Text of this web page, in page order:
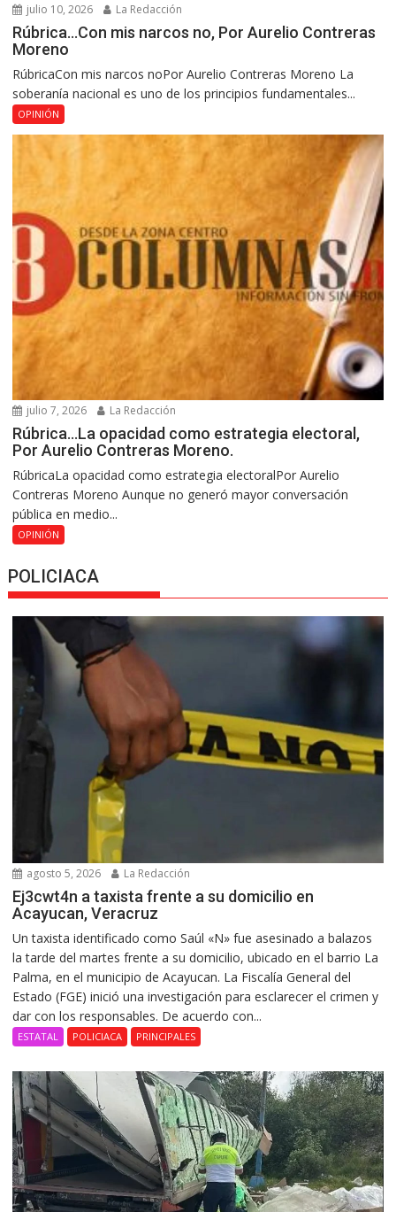
julio 10, 2026 La Redacción
Rúbrica…Con mis narcos no, Por Aurelio Contreras
Moreno
RúbricaCon mis narcos noPor Aurelio Contreras Moreno La
soberanía nacional es uno de los principios fundamentales...
OPINIÓN
julio 7, 2026 La Redacción
Rúbrica…La opacidad como estrategia electoral,
Por Aurelio Contreras Moreno.
RúbricaLa opacidad como estrategia electoralPor Aurelio
Contreras Moreno Aunque no generó mayor conversación
pública en medio...
OPINIÓN
POLICIACA
agosto 5, 2026 La Redacción
Ej3cwt4n a taxista frente a su domicilio en
Acayucan, Veracruz
Un taxista identificado como Saúl «N» fue asesinado a balazos
la tarde del martes frente a su domicilio, ubicado en el barrio La
Palma, en el municipio de Acayucan. La Fiscalía General del
Estado (FGE) inició una investigación para esclarecer el crimen y
dar con los responsables. De acuerdo con...
ESTATAL POLICIACA PRINCIPALES